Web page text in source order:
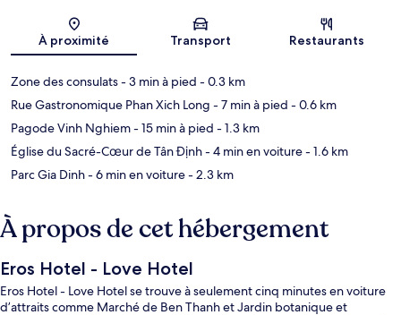
À proximité Transport Restaurants
Zone des consulats- 3 min à pied - 0.3 km
Rue Gastronomique Phan Xich Long - 7 min à pied - 0.6 km
Pagode Vinh Nghiem- 15 min à pied - 1.3 km
Église du Sacré-Cœur de Tân Định- 4 min en voiture- 1.6 km
Parc Gia Dinh- 6 min en voiture- 2.3 km
À propos de cet hébergement
Eros Hotel - Love Hotel
Eros Hotel - Love Hotel se trouve à seulement cinq minutes en voiture
d’attraits comme Marché de Ben Thanh et Jardin botanique et